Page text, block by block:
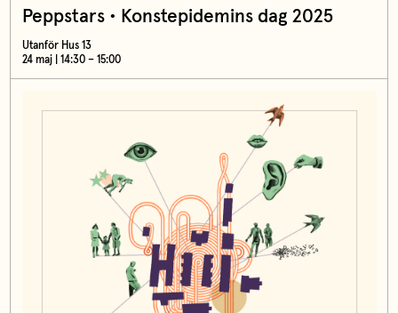
Peppstars • Konstepidemins dag 2025
Utanför Hus 13
24 maj | 14:30 – 15:00